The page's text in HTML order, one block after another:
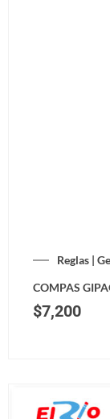
Reglas |
COMPAS
$7,200